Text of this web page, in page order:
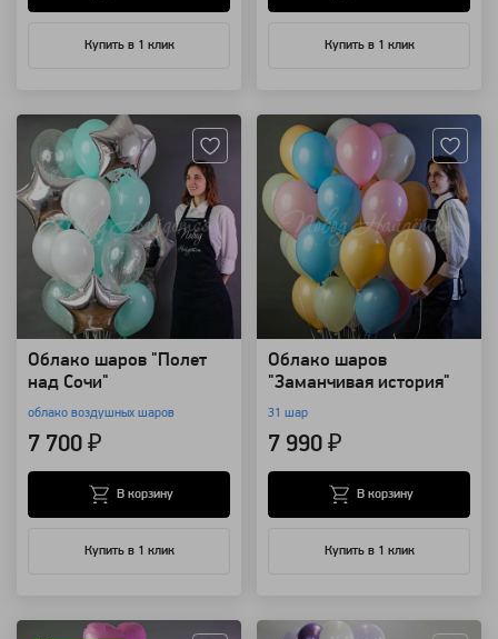
Купить в 1 клик Купить в 1 клик
Облако шаров "Полет
над Сочи"
облако воздушных шаров
7 700 ₽
Купить в 1 клик
В корзину
Облако шаров
"Заманчивая история"
31 шар
7 990 ₽
Купить в 1 клик
В корзину